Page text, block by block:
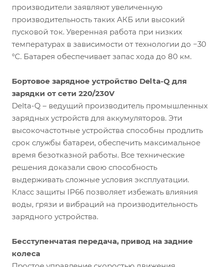
производители заявляют увеличенную
производительность таких АКБ или высокий
пусковой ток. Уверенная работа при низких
температурах в зависимости от технологии до −30
°С. Батарея обеспечивает запас хода до 80 км.
Бортовое зарядное устройство Delta-Q для
зарядки от сети 220/230V
Delta-Q – ведущий производитель промышленных
зарядных устройств для аккумуляторов. Эти
высокочастотные устройства способны продлить
срок службы батареи, обеспечить максимальное
время безотказной работы. Все технические
решения доказали свою способность
выдерживать сложные условия эксплуатации.
Класс защиты IP66 позволяет избежать влияния
воды, грязи и вибраций на производительность
зарядного устройства.
Бесступенчатая передача, привод на задние
колеса